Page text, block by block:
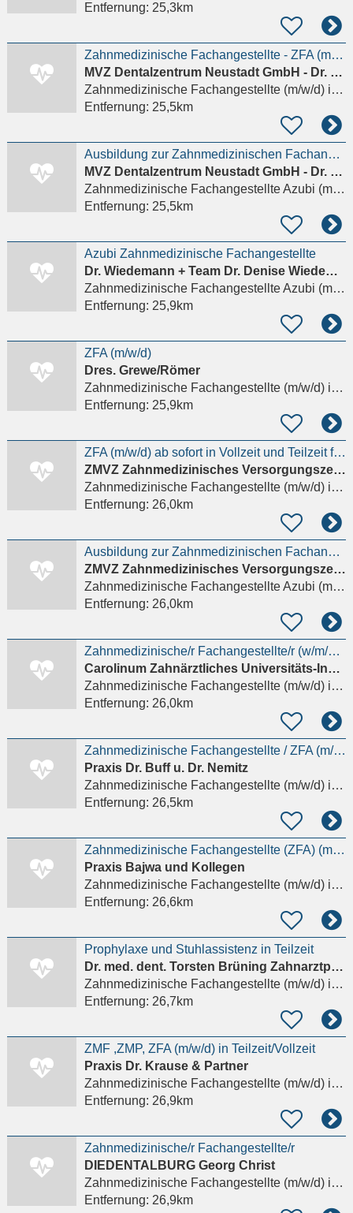
Entfernung: 25,3km
Zahnmedizinische Fachangestellte - ZFA (m/w/d)
MVZ Dentalzentrum Neustadt GmbH - Dr. Karin Fiedler Dr. Michael Rusetzki Zahnärzte
Zahnmedizinische Fachangestellte (m/w/d)in Wiesbaden
Entfernung: 25,5km
Ausbildung zur Zahnmedizinischen Fachangestellten - ZFA (m/w/d)
MVZ Dentalzentrum Neustadt GmbH - Dr. Karin Fiedler Dr. Michael Rusetzki Zahnärzte
Zahnmedizinische Fachangestellte Azubi (m/w/d)
Entfernung: 25,5km
Azubi Zahnmedizinische Fachangestellte
Dr. Wiedemann + Team Dr. Denise Wiedemann Zahnärztliche Praxis
Zahnmedizinische Fachangestellte Azubi (m/w/d)
Entfernung: 25,9km
ZFA (m/w/d)
Dres. Grewe/Römer
Zahnmedizinische Fachangestellte (m/w/d)in Wiesbaden
Entfernung: 25,9km
ZFA (m/w/d) ab sofort in Vollzeit und Teilzeit für innovative Zahnarztpraxis
ZMVZ Zahnmedizinisches Versorgungszentrum Carolinum Plus GmbH
Zahnmedizinische Fachangestellte (m/w/d)in Frankfurt am Main, Sachsenhausen
Entfernung: 26,0km
Ausbildung zur Zahnmedizinischen Fachangestellten (m/w/d) für dieses Jahr
ZMVZ Zahnmedizinisches Versorgungszentrum Carolinum Plus GmbH
Zahnmedizinische Fachangestellte Azubi (m/w/d)
Entfernung: 26,0km
Zahnmedizinische/r Fachangestellte/r (w/m/d) in Voll- oder Teilzeit
Carolinum Zahnärztliches Universitäts-Institut gGmbH
Zahnmedizinische Fachangestellte (m/w/d)in Frankfurt am Main, Sachsenhausen
Entfernung: 26,0km
Zahnmedizinische Fachangestellte / ZFA (m/w/d) Voll- oder Teilzeit
Praxis Dr. Buff u. Dr. Nemitz
Zahnmedizinische Fachangestellte (m/w/d)in Wiesbaden
Entfernung: 26,5km
Zahnmedizinische Fachangestellte (ZFA) (m/w/d) mit Erfahrung in der Prophylaxe
Praxis Bajwa und Kollegen
Zahnmedizinische Fachangestellte (m/w/d)in Frankfurt am Main
Entfernung: 26,6km
Prophylaxe und Stuhlassistenz in Teilzeit
Dr. med. dent. Torsten Brüning Zahnarztpraxis
Zahnmedizinische Fachangestellte (m/w/d)in Heidesheim am Rhein
Entfernung: 26,7km
ZMF ,ZMP, ZFA (m/w/d) in Teilzeit/Vollzeit
Praxis Dr. Krause & Partner
Zahnmedizinische Fachangestellte (m/w/d)in Modautal, Brandau
Entfernung: 26,9km
Zahnmedizinische/r Fachangestellte/r
DIEDENTALBURG Georg Christ
Zahnmedizinische Fachangestellte (m/w/d)in Dieburg
Entfernung: 26,9km